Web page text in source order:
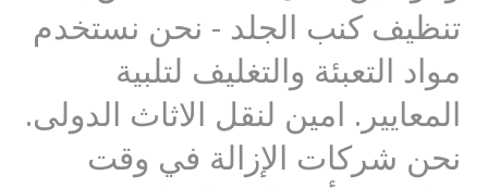
تنظيف كنب الجلد - نحن نستخدم
مواد التعبئة والتغليف لتلبية
المعايير. امين لنقل الاثاث الدولى.
نحن شركات الإزالة في وقت